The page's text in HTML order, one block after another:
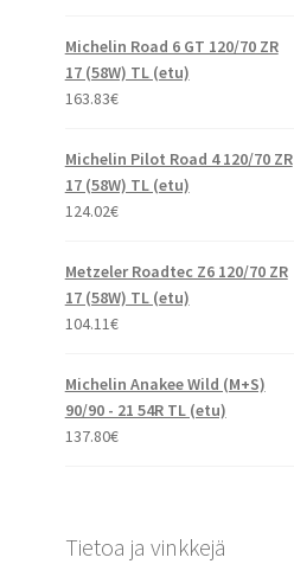
Michelin Road 6 GT 120/70 ZR
17 (58W) TL (etu)
163.83€
Michelin Pilot Road 4 120/70 ZR
17 (58W) TL (etu)
124.02€
Metzeler Roadtec Z6 120/70 ZR
17 (58W) TL (etu)
104.11€
Michelin Anakee Wild (M+S)
90/90 - 21 54R TL (etu)
137.80€
Tietoa ja vinkkejä